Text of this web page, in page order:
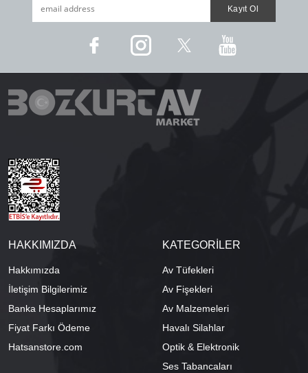
HAKKIMIZDA
Hakkımızda
İletişim Bilgilerimiz
Banka Hesaplarımız
Fiyat Farkı Ödeme
Hatsanstore.com
KATEGORİLER
Av Tüfekleri
Av Fişekleri
Av Malzemeleri
Havalı Silahlar
Optik & Elektronik
Ses Tabancaları